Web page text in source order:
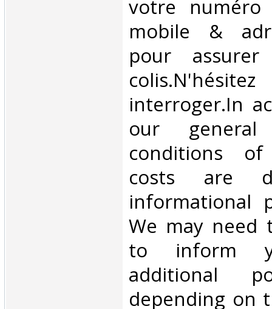
votre numéro
mobile &
pour
interroger.In
our
conditions of
costs are
informational
We may need
to inform
additional
depending on